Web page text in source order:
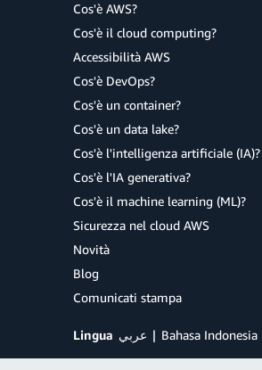
Cos'è AWS?
Cos'è il cloud computing?
Accessibilità AWS
Cos'è DevOps?
Cos'è un container?
Cos'è un data lake?
Cos'è l'intelligenza artificiale (IA)?
Cos'è l'IA generativa?
Cos'è il machine learning (ML)?
Sicurezza nel cloud AWS
Novità
Blog
Comunicati stampa
Lingua عربي Bahasa Indonesia